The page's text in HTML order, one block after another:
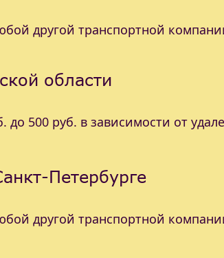
другой транспортной
области
500 руб. в зависимости от
Петербурге
другой транспортной